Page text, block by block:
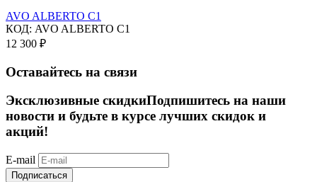
AVO ALBERTO C1
КОД: AVO ALBERTO C1
12 300 ₽
Оставайтесь на связи
Эксклюзивные скидкиПодпишитесь на наши
новости и будьте в курсе лучших скидок и
акций!
E-mail
Подписаться